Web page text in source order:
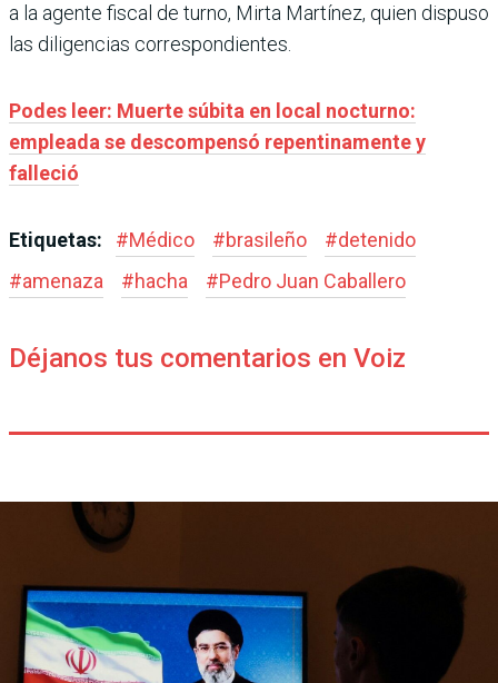
a la agente fiscal de turno, Mirta Martínez, quien dispuso
las diligencias correspondientes.
Podes leer: Muerte súbita en local nocturno:
empleada se descompensó repentinamente y
falleció
Etiquetas: #Médico #brasileño #detenido
#amenaza #hacha #Pedro Juan Caballero
Déjanos tus comentarios en Voiz